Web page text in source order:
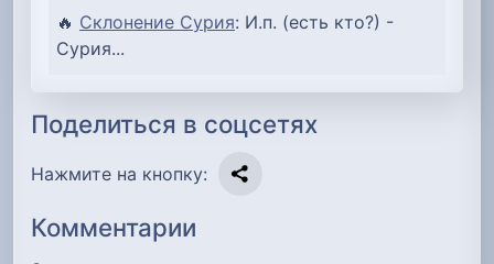
🔥 Склонение Сурия: И.п. (есть кто?) -
Сурия...
Поделиться в соцсетях
Нажмите на кнопку:
Комментарии